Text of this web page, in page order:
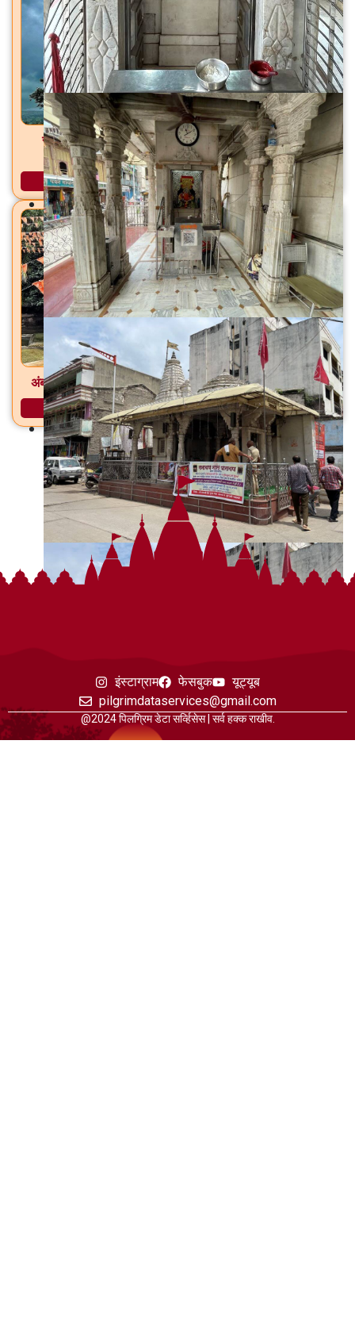
सांब सदाशिव मंदिर डोंगरगाव (शिव), ता. फुलंब्री, जि. छत्रपती
संभाजीनगर
अधिक माहिती
अंबऋषी गुहा मंदिर आमसरी, ता. सिल्लोड, जि. छत्रपती संभाजीनगर
अधिक माहिती
इंस्टाग्राम फेसबुक
यूट्यूब
pilgrimdataservices@gmail.com
@2024 पिलग्रिम डेटा सर्व्हिसेस | सर्व हक्क राखीव.